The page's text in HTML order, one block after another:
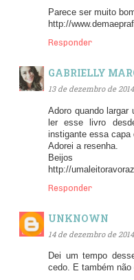
Parece ser muito
http://
Responder
GABRIELLY
13 de dezembro de
Adoro quando
ler esse livro
instigante essa capa
Adorei a resenha.
Beijos
http://
Responder
UNKNOWN
14 de dezembro de
Dei um tempo
cedo. E também